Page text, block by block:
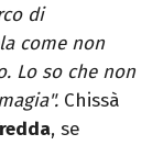
di
come non
Lo so che non
Chissà
, se